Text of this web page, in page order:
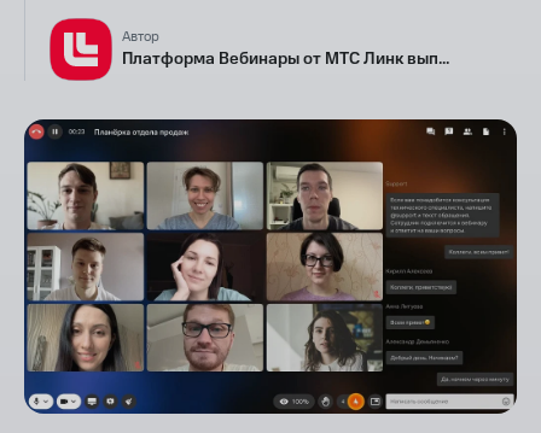
Автор
Платформа Вебинары от МТС Линк вып...